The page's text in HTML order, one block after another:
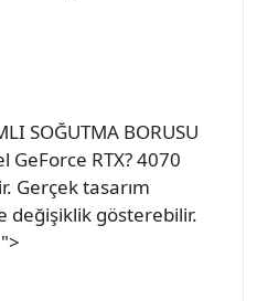
SOĞUTMA BORUSU
GeForce RTX? 4070
Gerçek tasarım
değişiklik gösterebilir.
">